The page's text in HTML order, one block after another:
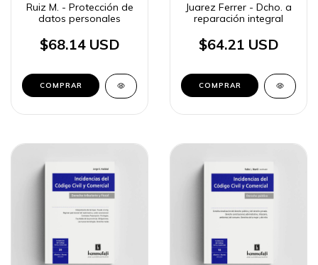
Ruiz M. - Protección de
datos personales
$68.14 USD
COMPRAR
Juarez Ferrer - Dcho. a
reparación integral
$64.21 USD
COMPRAR